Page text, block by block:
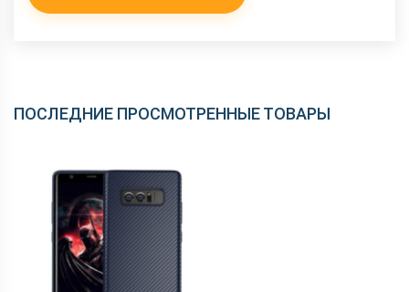
ПОСЛЕДНИЕ ПРОСМОТРЕННЫЕ ТОВАРЫ